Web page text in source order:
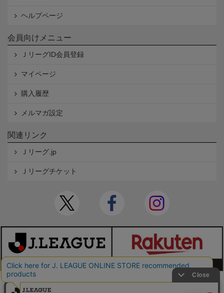
ヘルプページ
会員向けメニュー
ＪリーグID会員登録
マイページ
購入履歴
メルマガ設定
関連リンク
Ｊリーグ.jp
Ｊリーグチケット